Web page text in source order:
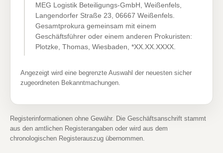
MEG Logistik Beteiligungs-GmbH, Weißenfels,
Langendorfer Straße 23, 06667 Weißenfels.
Gesamtprokura gemeinsam mit einem
Geschäftsführer oder einem anderen Prokuristen:
Plotzke, Thomas, Wiesbaden, *XX.XX.XXXX.
Angezeigt wird eine begrenzte Auswahl der neuesten sicher
zugeordneten Bekanntmachungen.
Registerinformationen ohne Gewähr. Die Geschäftsanschrift stammt
aus den amtlichen Registerangaben oder wird aus dem
chronologischen Registerauszug übernommen.